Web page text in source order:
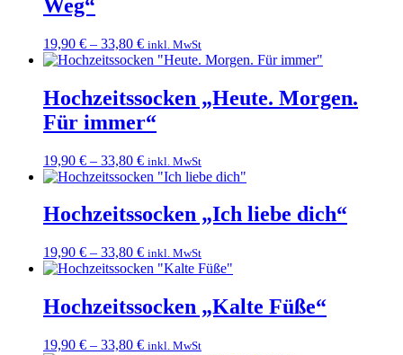
Weg“
19,90 € – 33,80 € inkl. MwSt
Hochzeitssocken „Heute. Morgen.
Für immer“
19,90 € – 33,80 € inkl. MwSt
Hochzeitssocken „Ich liebe dich“
19,90 € – 33,80 € inkl. MwSt
Hochzeitssocken „Kalte Füße“
19,90 € – 33,80 € inkl. MwSt